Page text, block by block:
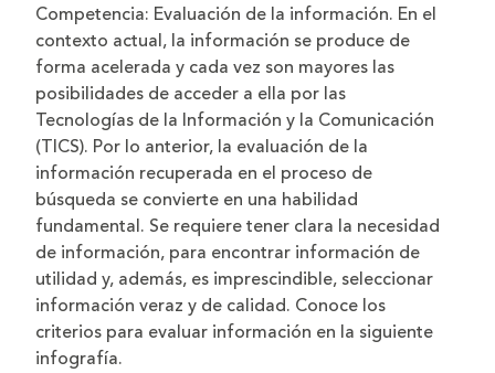
Competencia: Evaluación de la información. En el
contexto actual, la información se produce de
forma acelerada y cada vez son mayores las
posibilidades de acceder a ella por las
Tecnologías de la Información y la Comunicación
(TICS). Por lo anterior, la evaluación de la
información recuperada en el proceso de
búsqueda se convierte en una habilidad
fundamental. Se requiere tener clara la necesidad
de información, para encontrar información de
utilidad y, además, es imprescindible, seleccionar
información veraz y de calidad. Conoce los
criterios para evaluar información en la siguiente
infografía.